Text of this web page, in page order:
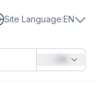
Site Language:EN